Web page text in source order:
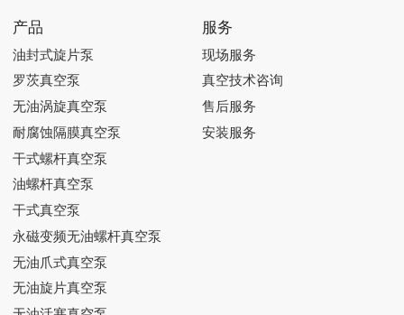
产品
油封式旋片泵
罗茨真空泵
无油涡旋真空泵
耐腐蚀隔膜真空泵
干式螺杆真空泵
油螺杆真空泵
干式真空泵
永磁变频无油螺杆真空泵
无油爪式真空泵
无油旋片真空泵
服务
现场服务
真空技术咨询
售后服务
安装服务